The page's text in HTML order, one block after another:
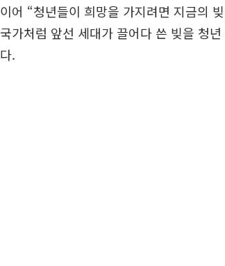
이어 “청년들이 희망을 가지려면 지금의
국가처럼 앞선 세대가 끌어다 쓴 빚을 청
다.